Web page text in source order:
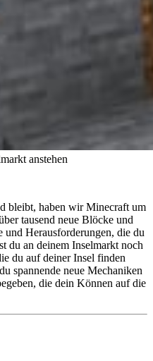
anstehen
bleibt, haben wir Minecraft um
tausend neue Blöcke und
und Herausforderungen, die du
du an deinem Inselmarkt noch
du auf deiner Insel finden
spannende neue Mechaniken
die dein Können auf die